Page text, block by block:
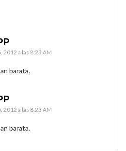
2012 a las 8:23 AM
barata.
2012 a las 8:23 AM
barata.